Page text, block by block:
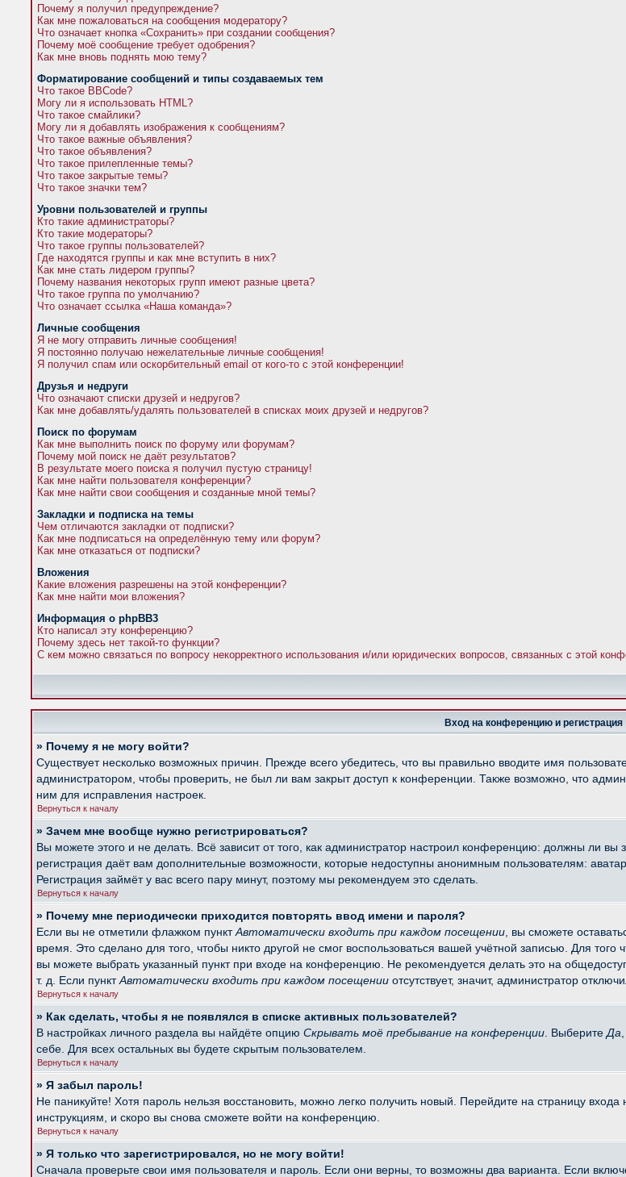
Почему я получил предупреждение?
Как мне пожаловаться на сообщения модератору?
Что означает кнопка «Сохранить» при создании сообщения?
Почему моё сообщение требует одобрения?
Как мне вновь поднять мою тему?
Форматирование сообщений и типы создаваемых тем
Что такое BBCode?
Могу ли я использовать HTML?
Что такое смайлики?
Могу ли я добавлять изображения к сообщениям?
Что такое важные объявления?
Что такое объявления?
Что такое прилепленные темы?
Что такое закрытые темы?
Что такое значки тем?
Уровни пользователей и группы
Кто такие администраторы?
Кто такие модераторы?
Что такое группы пользователей?
Где находятся группы и как мне вступить в них?
Как мне стать лидером группы?
Почему названия некоторых групп имеют разные цвета?
Что такое группа по умолчанию?
Что означает ссылка «Наша команда»?
Личные сообщения
Я не могу отправить личные сообщения!
Я постоянно получаю нежелательные личные сообщения!
Я получил спам или оскорбительный email от кого-то с этой конференции!
Друзья и недруги
Что означают списки друзей и недругов?
Как мне добавлять/удалять пользователей в списках моих друзей и недругов?
Поиск по форумам
Как мне выполнить поиск по форуму или форумам?
Почему мой поиск не даёт результатов?
В результате моего поиска я получил пустую страницу!
Как мне найти пользователя конференции?
Как мне найти свои сообщения и созданные мной темы?
Закладки и подписка на темы
Чем отличаются закладки от подписки?
Как мне подписаться на определённую тему или форум?
Как мне отказаться от подписки?
Вложения
Какие вложения разрешены на этой конференции?
Как мне найти мои вложения?
Информация о phpBB3
Кто написал эту конференцию?
Почему здесь нет такой-то функции?
С кем можно связаться по вопросу некорректного использования и/или юридических вопросов, связанных с этой
Вход на конференцию и регистрация
» Почему я не могу войти?
Существует несколько возможных причин. Прежде всего убедитесь, что вы правильно вводите имя
администратором, чтобы проверить, не был ли вам закрыт доступ к конференции. Также возможно, что
ним для исправления настроек.
Вернуться к началу
» Зачем мне вообще нужно регистрироваться?
Вы можете этого и не делать. Всё зависит от того, как администратор настроил конференцию: должны ли
регистрация даёт вам дополнительные возможности, которые недоступны анонимным пользователям:
Регистрация займёт у вас всего пару минут, поэтому мы рекомендуем это сделать.
Вернуться к началу
» Почему мне периодически приходится повторять ввод имени и пароля?
Если вы не отметили флажком пунктАвтоматически входить при каждом посещении , вы сможете
время. Это сделано для того, чтобы никто другой не смог воспользоваться вашей учётной записью. Для
вы можете выбрать указанный пункт при входе на конференцию. Не рекомендуется делать это на
т. д. Если пунктАвтоматически входить при каждом посещении отсутствует, значит, администратор
Вернуться к началу
» Как сделать, чтобы я не появлялся в списке активных пользователей?
В настройках личного раздела вы найдёте опцию Скрывать моё пребывание на конференции . Выберите Да
себе. Для всех остальных вы будете скрытым пользователем.
Вернуться к началу
» Я забыл пароль!
Не паникуйте! Хотя пароль нельзя восстановить, можно легко получить новый. Перейдите на страницу
инструкциям, и скоро вы снова сможете войти на конференцию.
Вернуться к началу
» Я только что зарегистрировался, но не могу войти!
Сначала проверьте свои имя пользователя и пароль. Если они верны, то возможны два варианта. Если